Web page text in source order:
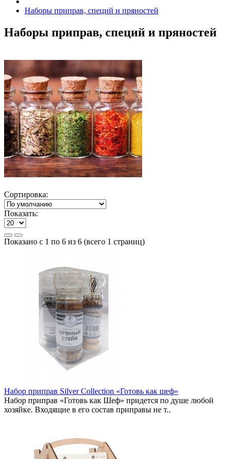
Наборы приправ, специй и пряностей
Наборы приправ, специй и пряностей
Сортировка:
Показать:
Показано с 1 по 6 из 6 (всего 1 страниц)
Набор приправ Silver Collection «Готовь как шеф»
Набор приправ «Готовь как Шеф» придется по душе любой
хозяйке. Входящие в его состав приправы не т..